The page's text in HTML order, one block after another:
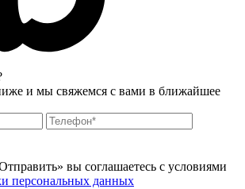
и мы свяжемся с вами в ближайшее
вы соглашаетесь с условиями
персональных данных